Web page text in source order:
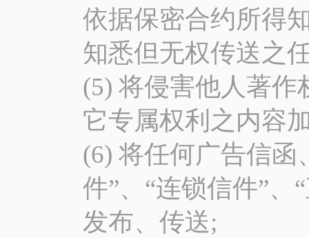
依据保密合约所得
知悉但无权传送之
(5) 将侵害他人著
它专属权利之内容
(6) 将任何广告信函
件”、“连锁信件”
发布、传送;